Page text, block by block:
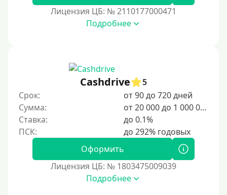
Лицензия ЦБ: № 2110177000471
Подробнее
Cashdrive
5
Срок:
от 90 до 720 дней
Сумма:
от 20 000 до 1 000 000 ₽
Ставка:
до 0.1%
Оформить
Лицензия ЦБ: № 1803475009039
Подробнее